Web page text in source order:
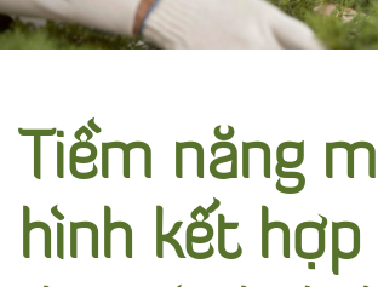
Tiềm năng
hình kết hợp